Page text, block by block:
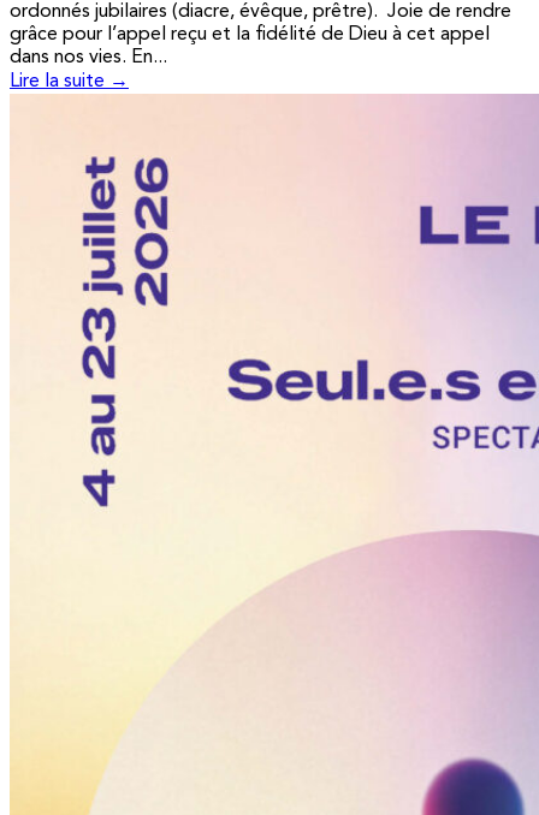
ordonnés jubilaires (diacre, évêque, prêtre). Joie de rendre
grâce pour l’appel reçu et la fidélité de Dieu à cet appel
dans nos vies. En...
Lire la suite →